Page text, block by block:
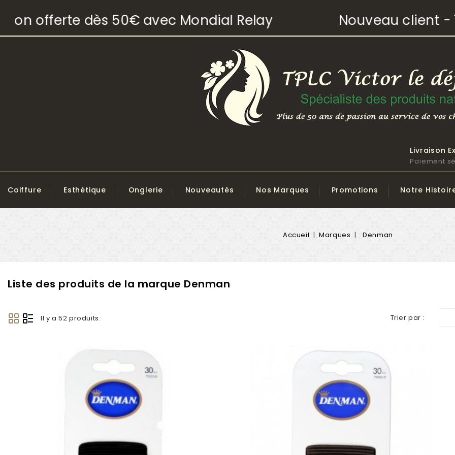
offerte dès 50€ avec Mondial Relay Nouveau client -
Livraison
Paiement
Coiffure Esthétique Onglerie Nouveautés Nos Marques Promotions Notre
Accueil Marques Denman
Liste des produits de la marque Denman
Il y a 52 produits. Trier par :